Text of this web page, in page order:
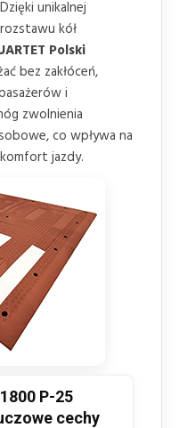
unikalnej
kół
Polski
bez zakłóceń,
i
zwolnienia
co wpływa na
jazdy.
P-25
cechy